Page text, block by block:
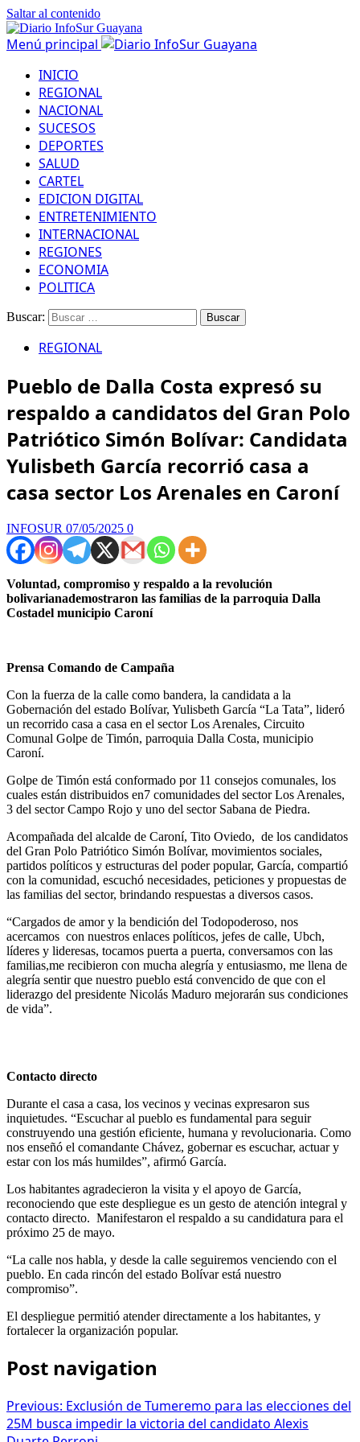
Saltar al contenido
Menú principal
INICIO
REGIONAL
NACIONAL
SUCESOS
DEPORTES
SALUD
CARTEL
EDICION DIGITAL
ENTRETENIMIENTO
INTERNACIONAL
REGIONES
ECONOMIA
POLITICA
Buscar:
REGIONAL
Pueblo de Dalla Costa expresó su
respaldo a candidatos del Gran Polo
Patriótico Simón Bolívar: Candidata
Yulisbeth García recorrió casa a
casa sector Los Arenales en Caroní
INFOSUR 07/05/2025 0
Voluntad, compromiso y respaldo a la revolución
bolivarianademostraron las familias de la parroquia Dalla
Costadel municipio Caroní
Prensa Comando de Campaña
Con la fuerza de la calle como bandera, la candidata a la
Gobernación del estado Bolívar, Yulisbeth García “La Tata”, lideró
un recorrido casa a casa en el sector Los Arenales, Circuito
Comunal Golpe de Timón, parroquia Dalla Costa, municipio
Caroní.
Golpe de Timón está conformado por 11 consejos comunales, los
cuales están distribuidos en7 comunidades del sector Los Arenales,
3 del sector Campo Rojo y uno del sector Sabana de Piedra.
Acompañada del alcalde de Caroní, Tito Oviedo, de los candidatos
del Gran Polo Patriótico Simón Bolívar, movimientos sociales,
partidos políticos y estructuras del poder popular, García, compartió
con la comunidad, escuchó necesidades, peticiones y propuestas de
las familias del sector, brindando respuestas a diversos casos.
“Cargados de amor y la bendición del Todopoderoso, nos
acercamos con nuestros enlaces políticos, jefes de calle, Ubch,
líderes y lideresas, tocamos puerta a puerta, conversamos con las
familias,me recibieron con mucha alegría y entusiasmo, me llena de
alegría sentir que nuestro pueblo está convencido de que con el
liderazgo del presidente Nicolás Maduro mejorarán sus condiciones
de vida”.
Contacto directo
Durante el casa a casa, los vecinos y vecinas expresaron sus
inquietudes. “Escuchar al pueblo es fundamental para seguir
construyendo una gestión eficiente, humana y revolucionaria. Como
nos enseñó el comandante Chávez, gobernar es escuchar, actuar y
estar con los más humildes”, afirmó García.
Los habitantes agradecieron la visita y el apoyo de García,
reconociendo que este despliegue es un gesto de atención integral y
contacto directo. Manifestaron el respaldo a su candidatura para el
próximo 25 de mayo.
“La calle nos habla, y desde la calle seguiremos venciendo con el
pueblo. En cada rincón del estado Bolívar está nuestro
compromiso”.
El despliegue permitió atender directamente a los habitantes, y
fortalecer la organización popular.
Post navigation
Previous: Exclusión de Tumeremo para las elecciones del
25M busca impedir la victoria del candidato Alexis